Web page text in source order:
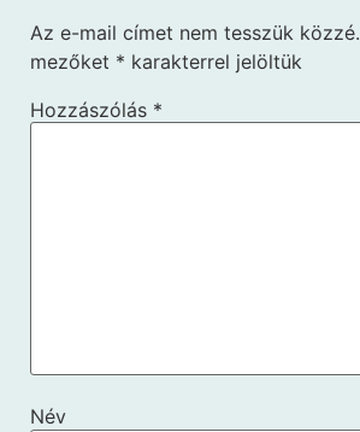
Az e-mail címet nem tesszük közzé.
mezőket * karakterrel jelöltük
Hozzászólás *
Név